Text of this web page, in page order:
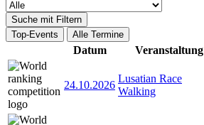
Suche mit Filtern
Top-Events
Alle Termine
Datum Veranstaltung
24.10.2026
Lusatian Race
Walking